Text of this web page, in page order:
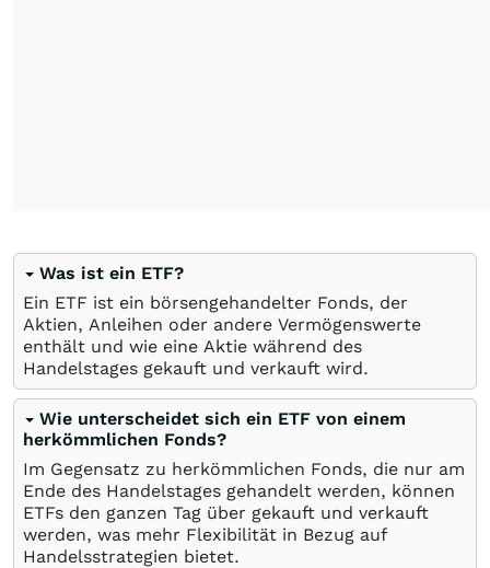
Was ist ein ETF?
Ein ETF ist ein börsengehandelter Fonds, der
Aktien, Anleihen oder andere Vermögenswerte
enthält und wie eine Aktie während des
Handelstages gekauft und verkauft wird.
Wie unterscheidet sich ein ETF von einem
herkömmlichen Fonds?
Im Gegensatz zu herkömmlichen Fonds, die nur am
Ende des Handelstages gehandelt werden, können
ETFs den ganzen Tag über gekauft und verkauft
werden, was mehr Flexibilität in Bezug auf
Handelsstrategien bietet.